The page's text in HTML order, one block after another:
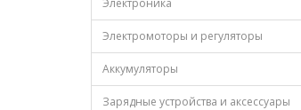
Электроника
Электромоторы и регуляторы
Аккумуляторы
Зарядные устройства и аксессуары